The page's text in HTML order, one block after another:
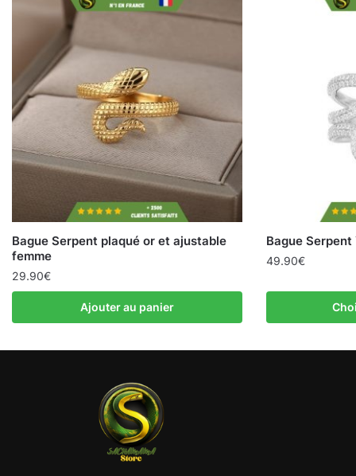
Bague Serpent plaqué or et ajustable
femme
29.90€
Ajouter au panier
Bague Serpent
49.90€